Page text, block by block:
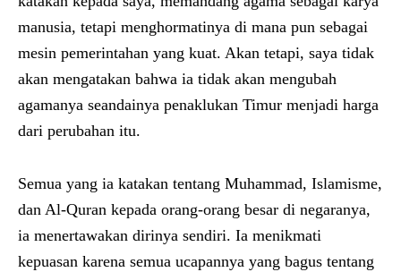
manusia, tetapi menghormatinya di mana pun sebagai
mesin pemerintahan yang kuat. Akan tetapi, saya tidak
akan mengatakan bahwa ia tidak akan mengubah
agamanya seandainya penaklukan Timur menjadi harga
dari perubahan itu.
Semua yang ia katakan tentang Muhammad, Islamisme,
dan Al-Quran kepada orang-orang besar di negaranya,
ia menertawakan dirinya sendiri. Ia menikmati
kepuasan karena semua ucapannya yang bagus tentang